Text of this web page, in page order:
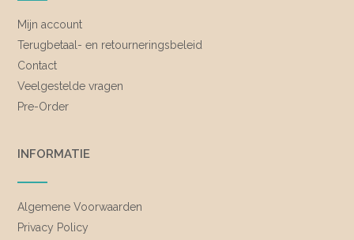
Mijn account
Terugbetaal- en retourneringsbeleid
Contact
Veelgestelde vragen
Pre-Order
INFORMATIE
Algemene Voorwaarden
Privacy Policy